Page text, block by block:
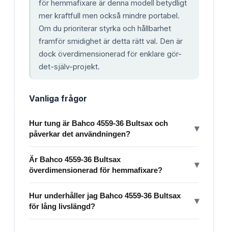
för hemmafixare är denna modell betydligt
mer kraftfull men också mindre portabel.
Om du prioriterar styrka och hållbarhet
framför smidighet är detta rätt val. Den är
dock överdimensionerad för enklare gör-
det-själv-projekt.
Vanliga frågor
Hur tung är Bahco 4559-36 Bultsax och
påverkar det användningen?
▾
Är Bahco 4559-36 Bultsax
överdimensionerad för hemmafixare?
▾
Hur underhåller jag Bahco 4559-36 Bultsax
för lång livslängd?
▾